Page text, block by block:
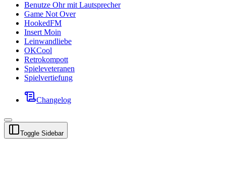
Benutze Ohr mit Lautsprecher
Game Not Over
HookedFM
Insert Moin
Leinwandliebe
OKCool
Retrokompott
Spieleveteranen
Spielvertiefung
Changelog
Toggle Sidebar